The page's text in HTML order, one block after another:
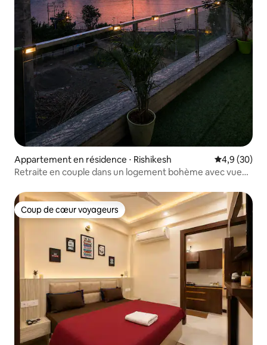
Appartement en résidence ⋅ Rishikesh Évaluation
4,9 (30)
Retraite en couple dans un logement bohème avec vue
Coup de cœur voyageurs
Coup de cœur voyageurs